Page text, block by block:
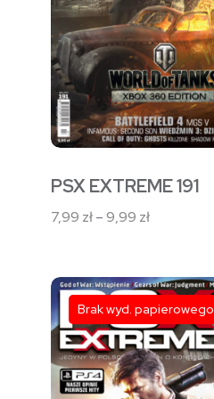
można
wybrać
na
stronie
produktu
PSX EXTREME 191
7,99 zł–9,99 złZakres
7,99 zł
do
9,99 zł
Ten
produkt
ma
wiele
Brak wyd. papierowego